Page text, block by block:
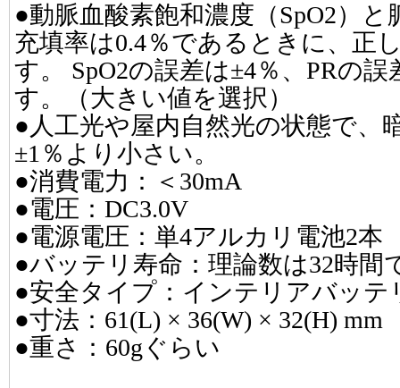
●動脈血酸素飽和濃度（SpO2）
充填率は0.4％であるときに、正
す。 SpO2の誤差は±4％、PRの
す。（大きい値を選択）
●人工光や屋内自然光の状態で、
±1％より小さい。
●消費電力：＜30mA
●電圧：DC3.0V
●電源電圧：単4アルカリ電池2
●バッテリ寿命：理論数は32時間
●安全タイプ：インテリアバッテ
●寸法：61(L) × 36(W) × 32(H) mm
●重さ：60gぐらい